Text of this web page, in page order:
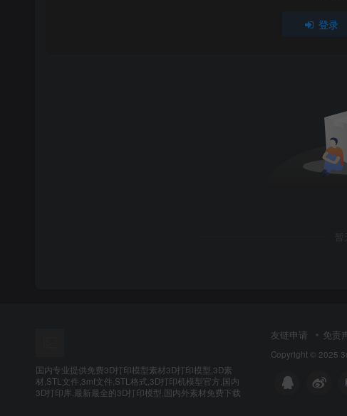
登录
国内专业提供免费3D打印模型素材3D打印模型,3D素
材,STL文件,3mf文件,STL格式,3D打印机模型官方,国内
3D打印库,最新最全的3D打印模型,国内外素材免费下载
友链申请 免责
Copyright © 2025